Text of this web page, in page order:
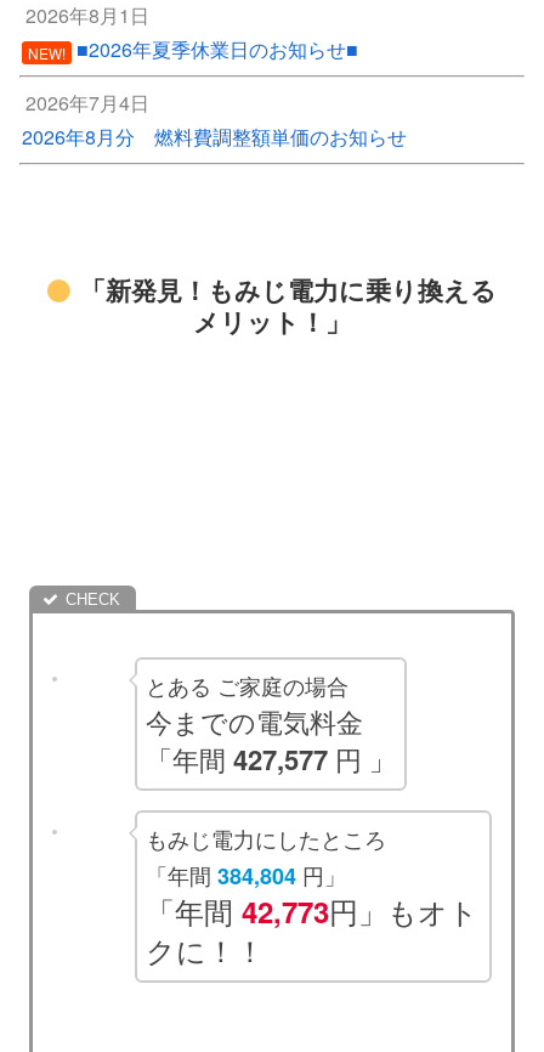
2026年8月1日
NEW! ■2026年夏季休業日のお知らせ■
2026年7月4日
2026年8月分 燃料費調整額単価のお知らせ
「新発見！もみじ電力に乗り換える
メリット！」
とある ご家庭の場合
今までの電気料金
「年間427,577 円 」
もみじ電力にしたところ
「年間384,804 円」
「年間42,773円」もオト
クに！！